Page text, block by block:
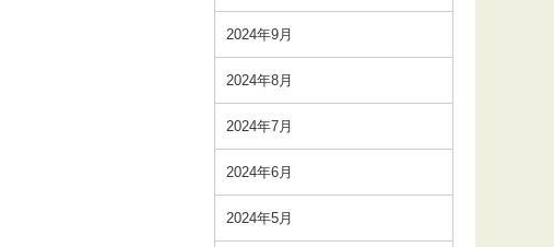
2024年9月
2024年8月
2024年7月
2024年6月
2024年5月